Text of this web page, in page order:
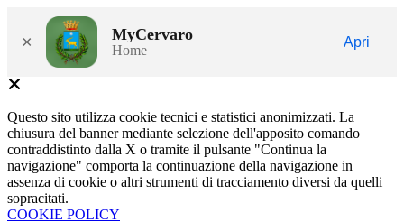
× MyCervaro
Home
Apri
Questo sito utilizza cookie tecnici e statistici anonimizzati. La
chiusura del banner mediante selezione dell'apposito comando
contraddistinto dalla X o tramite il pulsante "Continua la
navigazione" comporta la continuazione della navigazione in
assenza di cookie o altri strumenti di tracciamento diversi da quelli
sopracitati.
COOKIE POLICY